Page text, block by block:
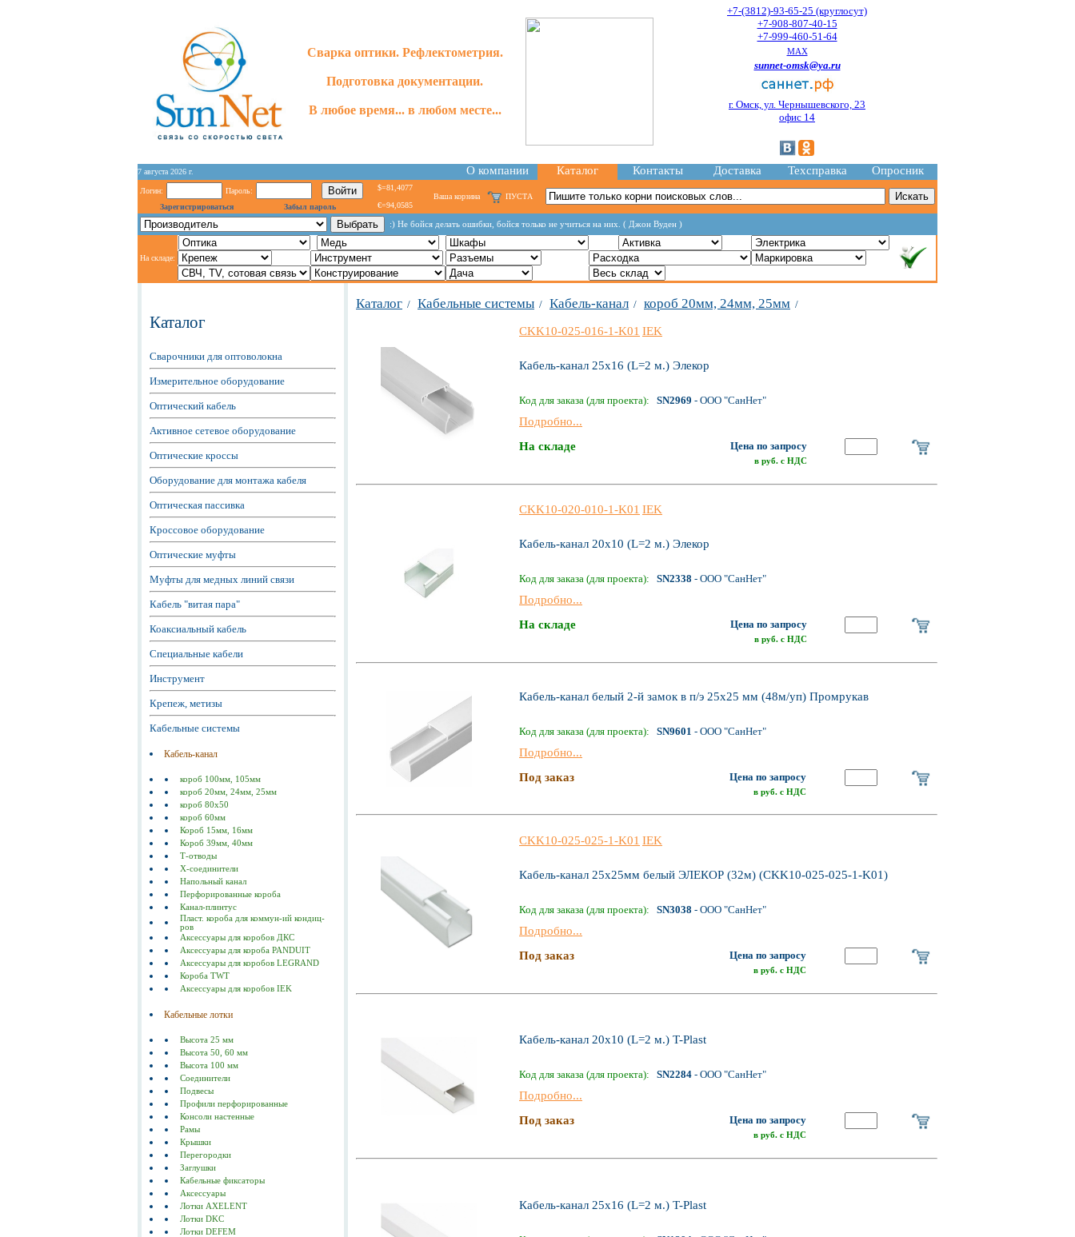
Сварка оптики. Рефлектометрия.
Подготовка документации.
В любое время... в любом месте...
+7-(3812)-93-65-25 (круглосут)
+7-908-807-40-15
+7-999-460-51-64
MAX
sunnet-omsk@ya.ru
г. Омск, ул. Чернышевского, 23
офис 14
7 августа 2026 г. О компании Каталог Контакты Доставка Техсправка Опросник
Логин:
Пароль:
Зарегистрироваться
Забыл пароль
$=81,4077
€=94,0585
Ваша корзина ПУСТА
:) Не бойся делать ошибки, бойся только не учиться на них. ( Джон Вуден )
На складе:
Каталог
Сварочники для оптоволокна
Измерительное оборудование
Оптический кабель
Активное сетевое оборудование
Оптические кроссы
Оборудование для монтажа кабеля
Оптическая пассивка
Кроссовое оборудование
Оптические муфты
Муфты для медных линий связи
Кабель "витая пара"
Коаксиальный кабель
Специальные кабели
Инструмент
Крепеж, метизы
Кабельные системы
Кабель-канал
короб 100мм, 105мм
короб 20мм, 24мм, 25мм
короб 80х50
короб 60мм
Короб 15мм, 16мм
Короб 39мм, 40мм
Т-отводы
Х-соединители
Напольный канал
Перфорированные короба
Канал-плинтус
Пласт. короба для коммун-ий кондиц-
ров
Аксессуары для коробов ДКС
Аксессуары для короба PANDUIT
Аксессуары для коробов LEGRAND
Короба TWT
Аксессуары для коробов IEK
Кабельные лотки
Высота 25 мм
Высота 50, 60 мм
Высота 100 мм
Соединители
Подвесы
Профили перфорированные
Консоли настенные
Рамы
Крышки
Перегородки
Заглушки
Кабельные фиксаторы
Аксессуары
Лотки AXELENT
Лотки DKC
Лотки DEFEM
Каталог / Кабельные системы / Кабель-канал / короб 20мм, 24мм, 25мм /
CKK10-025-016-1-K01 IEK
Кабель-канал 25х16 (L=2 м.) Элекор
Код для заказа (для проекта): SN2969 - ООО "СанНет"
Подробно...
На складе
Цена по запросу
в руб. с НДС
CKK10-020-010-1-K01 IEK
Кабель-канал 20х10 (L=2 м.) Элекор
Код для заказа (для проекта): SN2338 - ООО "СанНет"
Подробно...
На складе
Цена по запросу
в руб. с НДС
Кабель-канал белый 2-й замок в п/э 25х25 мм (48м/уп) Промрукав
Код для заказа (для проекта): SN9601 - ООО "СанНет"
Подробно...
Под заказ
Цена по запросу
в руб. с НДС
CKK10-025-025-1-K01 IEK
Кабель-канал 25x25мм белый ЭЛЕКОР (32м) (CKK10-025-025-1-K01)
Код для заказа (для проекта): SN3038 - ООО "СанНет"
Подробно...
Под заказ
Цена по запросу
в руб. с НДС
Кабель-канал 20х10 (L=2 м.) T-Plast
Код для заказа (для проекта): SN2284 - ООО "СанНет"
Подробно...
Под заказ
Цена по запросу
в руб. с НДС
Кабель-канал 25х16 (L=2 м.) T-Plast